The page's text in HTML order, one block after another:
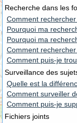
Recherche dans les
Comment
Pourquoi ma
Pourquoi ma
Comment
Comment puis-je
Surveillance des
Quelle est la
Comment surveiller
Comment puis-je
Fichiers joints